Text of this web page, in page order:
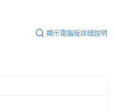
顯示電腦版詳細說明